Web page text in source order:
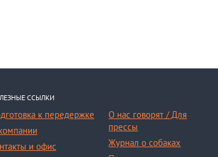
ССЫЛКИ
к передержке
и офис
О нас говорят / Для
прессы
Журнал о собаках